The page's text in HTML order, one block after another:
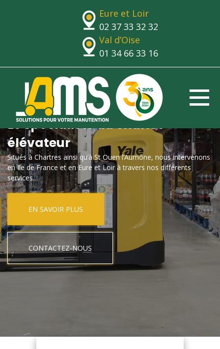
Eure et Loir
02 37 33 32 32
Val d’Oise
01 34 66 33 16
Le spécialiste du chariot
élévateur
Situés à Chartres ainsi qu’à St Ouen l’Aumône, nous intervenons
en Ile de France et en Eure et Loir à travers nos différents
services.
EN SAVOIR PLUS
CONTACTEZ-NOUS